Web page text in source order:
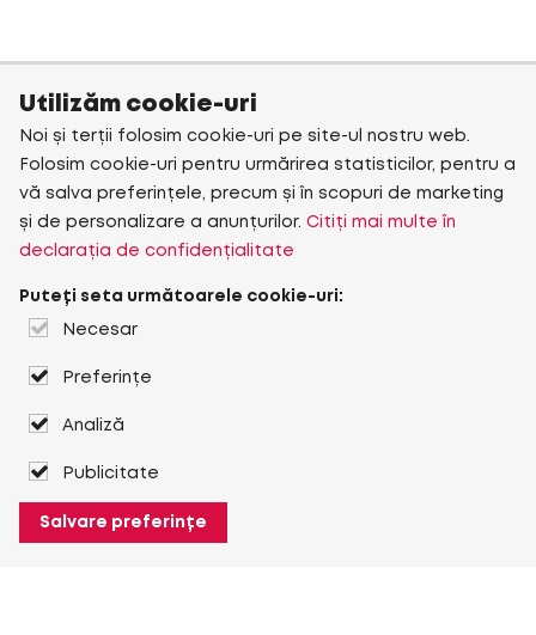
Utilizăm cookie-uri
Noi și terții folosim cookie-uri pe site-ul nostru web.
Folosim cookie-uri pentru urmărirea statisticilor, pentru a
vă salva preferințele, precum și în scopuri de marketing
și de personalizare a anunțurilor. Citiți mai multe în
declarația de confidențialitate
Puteți seta următoarele cookie-uri:
Necesar
Preferințe
Analiză
Publicitate
Salvare preferințe